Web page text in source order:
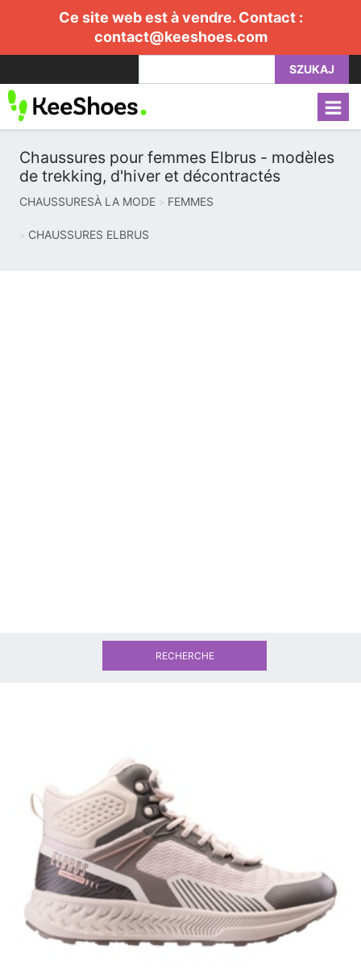
Ce site web est à vendre. Contact :
contact@keeshoes.com
SZUKAJ
Chaussures pour femmes Elbrus - modèles
de trekking, d'hiver et décontractés
CHAUSSURESÀ LA MODE FEMMES
CHAUSSURES ELBRUS
RECHERCHE